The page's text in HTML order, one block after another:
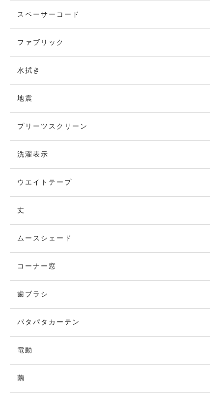
スペーサーコード
ファブリック
水拭き
地震
プリーツスクリーン
洗濯表示
ウエイトテープ
丈
ムースシェード
コーナー窓
歯ブラシ
パタパタカーテン
電動
繭